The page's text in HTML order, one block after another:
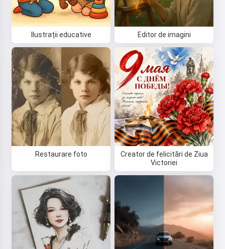
Ilustrații educative Editor de imagini
Restaurare foto
Creator de felicitări de Ziua
Victoriei